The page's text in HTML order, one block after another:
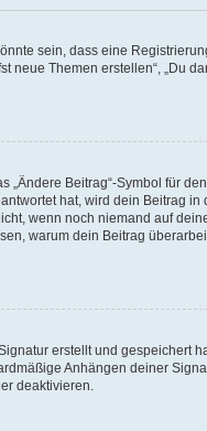
sein, dass eine
neue Themen erstellen“, „Du
„Ändere Beitrag“-Symbol für den
hat, wird dein Beitrag in
wenn noch niemand auf
warum dein Beitrag
erstellt und gespeichert
Anhängen deiner
deaktivieren.